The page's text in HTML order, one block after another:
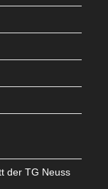
der TG Neuss